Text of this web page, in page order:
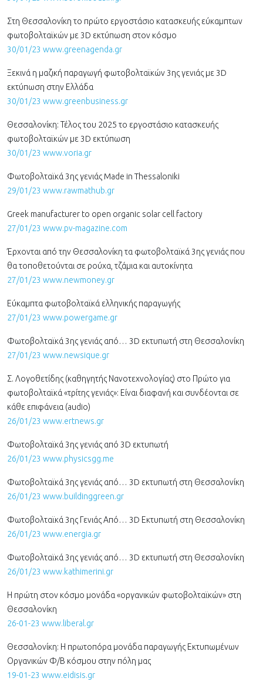
Στη Θεσσαλονίκη το πρώτο εργοστάσιο κατασκευής εύκαμπτων
φωτοβολταϊκών με 3D εκτύπωση στον κόσμο
30/01/23 www.greenagenda.gr
Ξεκινά η μαζική παραγωγή φωτοβολταϊκών 3ης γενιάς με 3D
εκτύπωση στην Ελλάδα
30/01/23 www.greenbusiness.gr
Θεσσαλονίκη: Τέλος του 2025 το εργοστάσιο κατασκευής
φωτοβολταϊκών με 3D εκτύπωση
30/01/23 www.voria.gr
Φωτοβολταϊκά 3ης γενιάς Made in Thessaloniki
29/01/23 www.rawmathub.gr
Greek manufacturer to open organic solar cell factory
27/01/23 www.pv-magazine.com
Έρχονται από την Θεσσαλονίκη τα φωτοβολταϊκά 3ης γενιάς που
θα τοποθετούνται σε ρούχα, τζάμια και αυτοκίνητα
27/01/23 www.newmoney.gr
Εύκαμπτα φωτοβολταϊκά ελληνικής παραγωγής
27/01/23 www.powergame.gr
Φωτοβολταϊκά 3ης γενιάς από… 3D εκτυπωτή στη Θεσσαλονίκη
27/01/23 www.newsique.gr
Σ. Λογοθετίδης (καθηγητής Νανοτεχνολογίας) στο Πρώτο για
φωτοβολταϊκά «τρίτης γενιάς»: Είναι διαφανή και συνδέονται σε
κάθε επιφάνεια (audio)
26/01/23 www.ertnews.gr
Φωτοβολταϊκά 3ης γενιάς από 3D εκτυπωτή
26/01/23 www.physicsgg.me
Φωτοβολταϊκά 3ης γενιάς από… 3D εκτυπωτή στη Θεσσαλονίκη
26/01/23 www.buildinggreen.gr
Φωτοβολταϊκά 3ης Γενιάς Από… 3D Εκτυπωτή στη Θεσσαλονίκη
26/01/23 www.energia.gr
Φωτοβολταϊκά 3ης γενιάς από… 3D εκτυπωτή στη Θεσσαλονίκη
26/01/23 www.kathimerini.gr
Η πρώτη στον κόσμο μονάδα «οργανικών φωτοβολταϊκών» στη
Θεσσαλονίκη
26-01-23 www.liberal.gr
Θεσσαλονίκη: Η πρωτοπόρα μονάδα παραγωγής Εκτυπωμένων
Οργανικών Φ/Β κόσμου στην πόλη μας
19-01-23 www.eidisis.gr